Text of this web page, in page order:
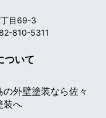
丁目69-3
810-5311
ついて
の外壁塗装なら佐々
装へ